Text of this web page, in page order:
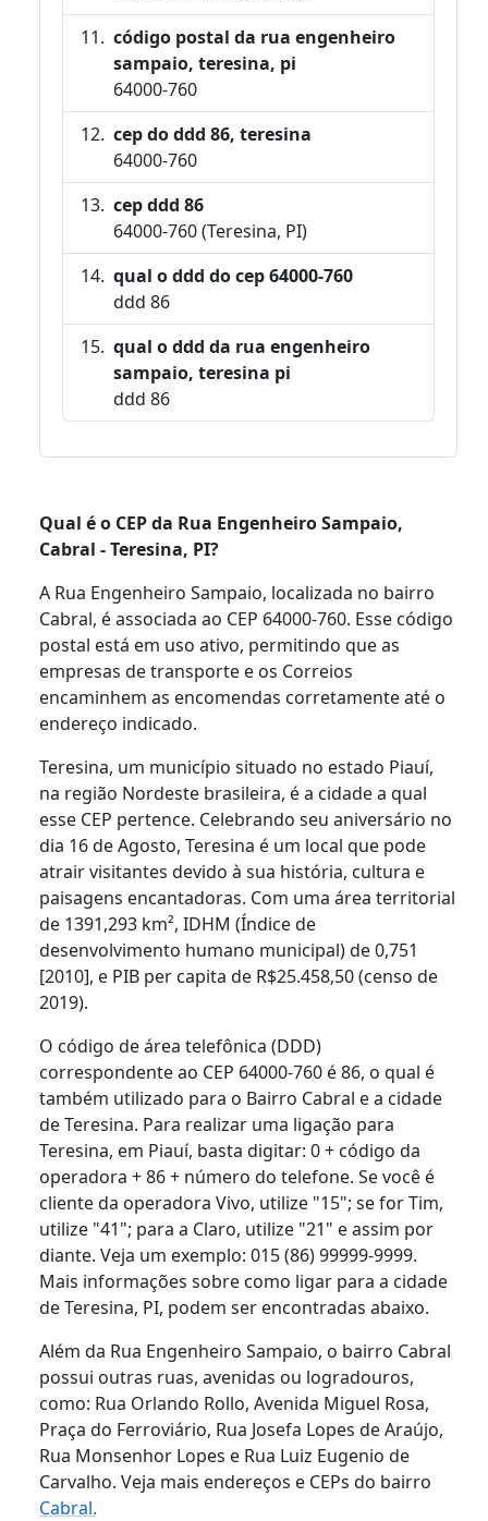
código postal da rua engenheiro
sampaio, teresina, pi
64000-760
cep do ddd 86, teresina
64000-760
cep ddd 86
64000-760 (Teresina, PI)
qual o ddd do cep 64000-760
ddd 86
qual o ddd da rua engenheiro
sampaio, teresina pi
ddd 86
Qual é o CEP da Rua Engenheiro Sampaio,
Cabral - Teresina, PI?
A Rua Engenheiro Sampaio, localizada no bairro
Cabral, é associada ao CEP 64000-760. Esse código
postal está em uso ativo, permitindo que as
empresas de transporte e os Correios
encaminhem as encomendas corretamente até o
endereço indicado.
Teresina, um município situado no estado Piauí,
na região Nordeste brasileira, é a cidade a qual
esse CEP pertence. Celebrando seu aniversário no
dia 16 de Agosto, Teresina é um local que pode
atrair visitantes devido à sua história, cultura e
paisagens encantadoras. Com uma área territorial
de 1391,293 km², IDHM (Índice de
desenvolvimento humano municipal) de 0,751
[2010], e PIB per capita de R$25.458,50 (censo de
2019).
O código de área telefônica (DDD)
correspondente ao CEP 64000-760 é 86, o qual é
também utilizado para o Bairro Cabral e a cidade
de Teresina. Para realizar uma ligação para
Teresina, em Piauí, basta digitar: 0 + código da
operadora + 86 + número do telefone. Se você é
cliente da operadora Vivo, utilize "15"; se for Tim,
utilize "41"; para a Claro, utilize "21" e assim por
diante. Veja um exemplo: 015 (86) 99999-9999.
Mais informações sobre como ligar para a cidade
de Teresina, PI, podem ser encontradas abaixo.
Além da Rua Engenheiro Sampaio, o bairro Cabral
possui outras ruas, avenidas ou logradouros,
como: Rua Orlando Rollo, Avenida Miguel Rosa,
Praça do Ferroviário, Rua Josefa Lopes de Araújo,
Rua Monsenhor Lopes e Rua Luiz Eugenio de
Carvalho. Veja mais endereços e CEPs do bairro
Cabral.